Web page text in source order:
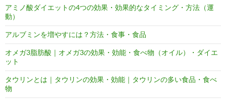
アミノ酸ダイエットの4つの効果・効果的なタイミング・方法（運
動）
アルブミンを増やすには？方法・食事・食品
オメガ3脂肪酸｜オメガ3の効果・効能・食べ物（オイル）・ダイエ
ット
タウリンとは｜タウリンの効果・効能｜タウリンの多い食品・食べ
物